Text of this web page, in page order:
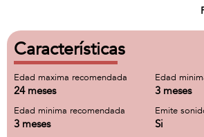
Características
Edad maxima recomendada
24 meses
Edad
3 meses
Edad minima recomendada
3 meses
Emite
Si